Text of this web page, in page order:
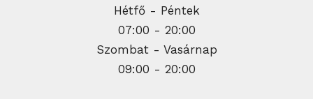
Hétfő - Péntek
07:00 - 20:00
Szombat - Vasárnap
09:00 - 20:00